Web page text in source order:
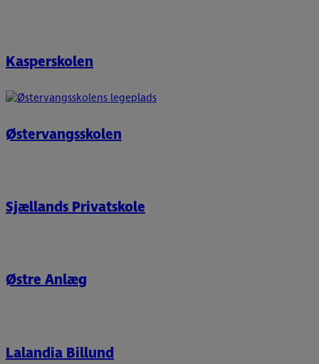
Kasperskolen
Østervangsskolen
Sjællands Privatskole
Østre Anlæg
Lalandia Billund